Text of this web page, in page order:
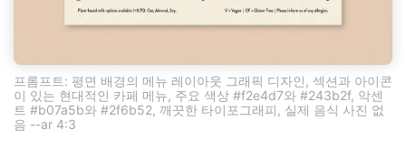
프롬프트: 평면 배경의 메뉴 레이아웃 그래픽 디자인, 섹션과 아이콘
이 있는 현대적인 카페 메뉴, 주요 색상 #f2e4d7와 #243b2f, 악센
트 #b07a5b와 #2f6b52, 깨끗한 타이포그래피, 실제 음식 사진 없
음 --ar 4:3